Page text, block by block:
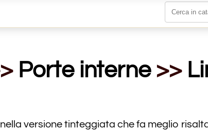
Porte interne>>
versione tinteggiata che fa meglio